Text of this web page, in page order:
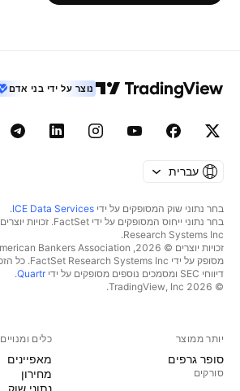
נוצר על ידי בני אדם
עברית
בחר נתוני שוק המסופקים על ידי ICE Data Services
.
Research Systems Inc.‏
מסופק על ידי FactSet Research Systems Inc. כל הזכויות שמורות.
דיווחי SEC ומסמכים נוספים מסופקים על ידי
Quartr
.
© 2026 ‏TradingView, Inc.‏
יותר ממוצר
סופר גרפים
סורקים
כלים ומנויים
מאפיינים
מחירון
נתוני שוק